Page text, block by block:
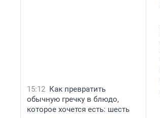
15:12 Как превратить
обычную гречку в блюдо,
которое хочется есть: шесть